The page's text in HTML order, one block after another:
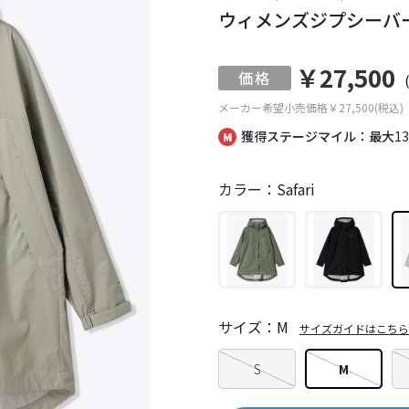
獲得ステージマイル：最大
ウィメンズジプシー
メーカー希望小売価格￥27,500(税込)
￥27,500
カラー：Safari
S M
サイズ：M サイズガイドはこちら